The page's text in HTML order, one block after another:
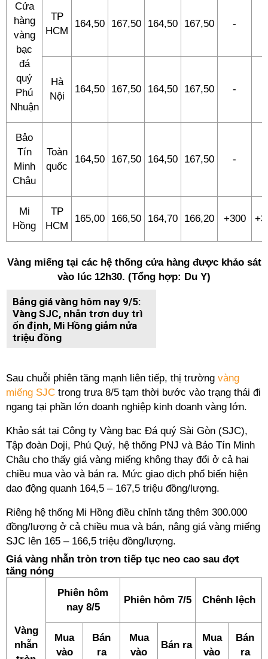
Cửa
hàng
vàng
bạc
đá
quý
Phú
Nhuận
TP
HCM
164,50 167,50 164,50 167,50 -
Hà
Nội
164,50 167,50 164,50 167,50 -
Bảo
Tín
Minh
Châu
Toàn
quốc
164,50 167,50 164,50 167,50 -
Mi
Hồng
TP
HCM
165,00 166,50 164,70 166,20 +300
Vàng miếng tại các hệ thống cửa hàng được khảo sát
vào lúc 12h30. (Tổng hợp: Du Y)
Bảng giá vàng hôm nay 9/5:
Vàng SJC, nhẫn trơn duy trì
ổn định, Mi Hồng giảm nửa
triệu đồng
Sau chuỗi phiên tăng mạnh liên tiếp, thị trường vàng
miếng SJC trong trưa 8/5 tạm thời bước vào trạng thái đi
ngang tại phần lớn doanh nghiệp kinh doanh vàng lớn.
Khảo sát tại Công ty Vàng bạc Đá quý Sài Gòn (SJC),
Tập đoàn Doji, Phú Quý, hệ thống PNJ và Bảo Tín Minh
Châu cho thấy giá vàng miếng không thay đổi ở cả hai
chiều mua vào và bán ra. Mức giao dịch phổ biến hiện
dao động quanh 164,5 – 167,5 triệu đồng/lượng.
Riêng hệ thống Mi Hồng điều chỉnh tăng thêm 300.000
đồng/lượng ở cả chiều mua và bán, nâng giá vàng miếng
SJC lên 165 – 166,5 triệu đồng/lượng.
Giá vàng nhẫn tròn trơn tiếp tục neo cao sau đợt
tăng nóng
Vàng
nhẫn
Phiên hôm
nay 8/5
Phiên hôm 7/5 Chênh lệch
Mua
vào
Bán
ra
Mua
vào
Bán ra
Mua
vào
Bán
ra